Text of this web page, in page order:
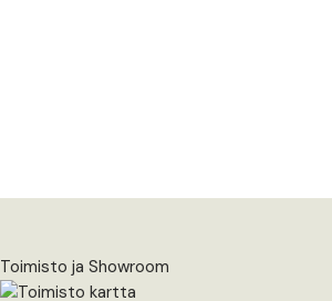
Toimisto ja Showroom